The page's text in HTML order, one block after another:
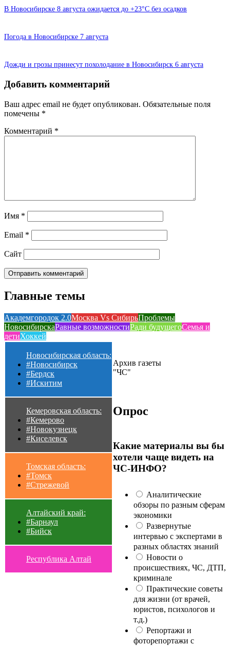
В Новосибирске 8 августа ожидается до +23°C без осадков
Погода в Новосибирске 7 августа
Дожди и грозы принесут похолодание в Новосибирск 6 августа
Добавить комментарий
Ваш адрес email не будет опубликован. Обязательные поля
помечены *
Комментарий *
Имя *
Email *
Сайт
Главные темы
Академгородок 2.0Москва Vs СибирьПроблемы
НовосибирскаРавные возможностиРади будущегоСемья и
детиХоккей
Новосибирская область:
#Новосибирск
#Бердск
#Искитим
Кемеровская область:
#Кемерово
#Новокузнецк
#Киселевск
Томская область:
#Томск
#Стрежевой
Алтайский край:
#Барнаул
#Бийск
Республика Алтай
Архив газеты
"ЧС"
Опрос
Какие материалы вы бы
хотели чаще видеть на
ЧС-ИНФО?
Аналитические
обзоры по разным сферам
экономики
Развернутые
интервью с экспертами в
разных областях знаний
Новости о
происшествиях, ЧС, ДТП,
криминале
Практические советы
для жизни (от врачей,
юристов, психологов и
т.д.)
Репортажи и
фоторепортажи с